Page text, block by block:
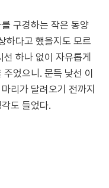
구경하는 작은 동양
하다고 했을지도 모르
하나 없이 자유롭게
었으니. 문득 낯선 이
리가 달려오기 전까지
도 들었다.